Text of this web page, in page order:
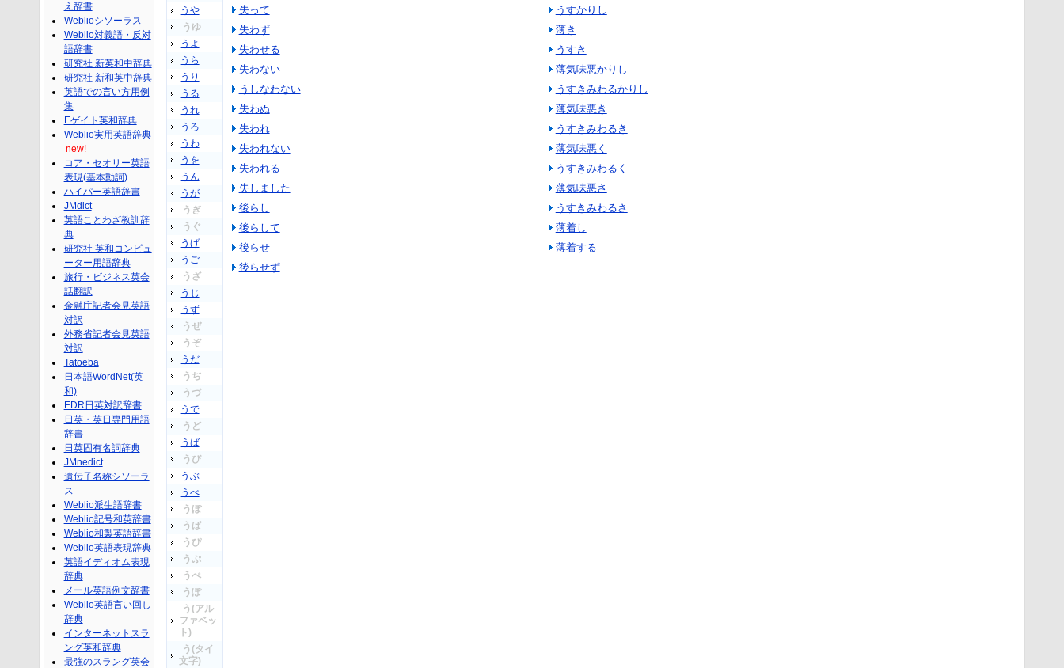
うや
うゆ
うよ
うら
うり
うる
うれ
うろ
うわ
うを
うん
うが
うぎ
うぐ
うげ
うご
うざ
うじ
うず
うぜ
うぞ
うだ
うぢ
うづ
うで
うど
うば
うび
うぶ
うべ
うぼ
うぱ
うぴ
うぷ
うぺ
うぽ
う(アル
ファベッ
ト)
う(タイ
文字)
失って
失わず
失わせる
失わない
うしなわない
失わぬ
失われ
失われない
失われる
失しました
後らし
後らして
後らせ
後らせず
うすかりし
薄き
うすき
薄気味悪かりし
うすきみわるかりし
薄気味悪き
うすきみわるき
薄気味悪く
うすきみわるく
薄気味悪さ
うすきみわるさ
薄着し
薄着する
え辞書
Weblioシソーラス
Weblio対義語・反対
語辞書
研究社 新英和中辞典
研究社 新和英中辞典
英語での言い方用例
集
Eゲイト英和辞典
Weblio実用英語辞典
new!
コア・セオリー英語
表現(基本動詞)
ハイパー英語辞書
JMdict
英語ことわざ教訓辞
典
研究社 英和コンピュ
ーター用語辞典
旅行・ビジネス英会
話翻訳
金融庁記者会見英語
対訳
外務省記者会見英語
対訳
Tatoeba
日本語WordNet(英
和)
EDR日英対訳辞書
日英・英日専門用語
辞書
日英固有名詞辞典
JMnedict
遺伝子名称シソーラ
ス
Weblio派生語辞書
Weblio記号和英辞書
Weblio和製英語辞書
Weblio英語表現辞典
英語イディオム表現
辞典
メール英語例文辞書
Weblio英語言い回し
辞典
インターネットスラ
ング英和辞典
最強のスラング英会